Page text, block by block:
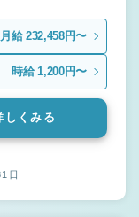
月給 232,458円〜
時給 1,200円〜
しくみる
日